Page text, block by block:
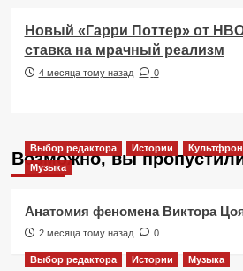
Новый «Гарри Поттер» от
ставка на мрачный реализм
4 месяца тому назад 0
Возможно, вы
Выбор редактора Истории
Музыка
Анатомия феномена Виктора
2 месяца тому назад 0
Выбор редактора Истории Музыка